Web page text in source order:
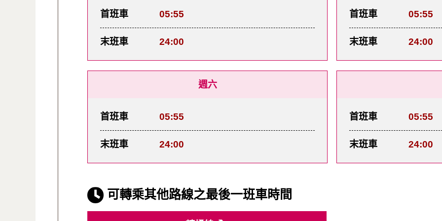
首班車 05:55
末班車 24:00
首班車 05:55
末班車 24:00
週六
首班車 05:55
末班車 24:00
首班車 05:55
末班車 24:00
可轉乘其他路線之最後一班車時間